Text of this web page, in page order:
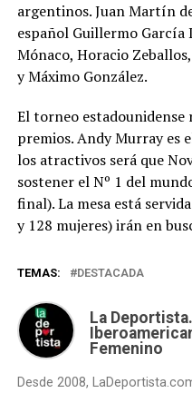
argentinos. Juan Martín
español Guillermo García
Mónaco, Horacio
y Máximo González.
El torneo estadounidense
premios. Andy Murray es
los atractivos será que
sostener el Nº 1 del
final). La mesa está
y 128 mujeres) irán en
TEMAS: DESTACADA
La
Femenino
Desde 2008,